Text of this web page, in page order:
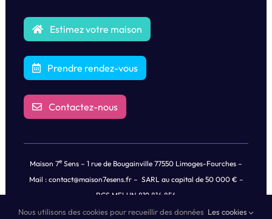
Estimez votre maison
Prendre rendez-vous
Contactez-nous
Maison 7e Sens – 1 rue de Bougainville 77550 Limoges-Fourches –
Mail : contact@maison7esens.fr– SARL au capital de 50 000 € –
RCS MELUN 819 814 856
© Copyright2026 |Mentions légales|Politique de Confidentialités
Nous utilisons des cookies pour recueillir des données Les cookies